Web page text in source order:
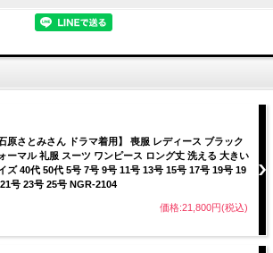
石原さとみさん ドラマ着用】 喪服 レディース ブラック
ーマル 礼服 スーツ ワンピース ロング丈 洗える 大きい
ズ 40代 50代 5号 7号 9号 11号 13号 15号 17号 19号 19
号 23号 25号 NGR-2104
価格:21,800円(税込)